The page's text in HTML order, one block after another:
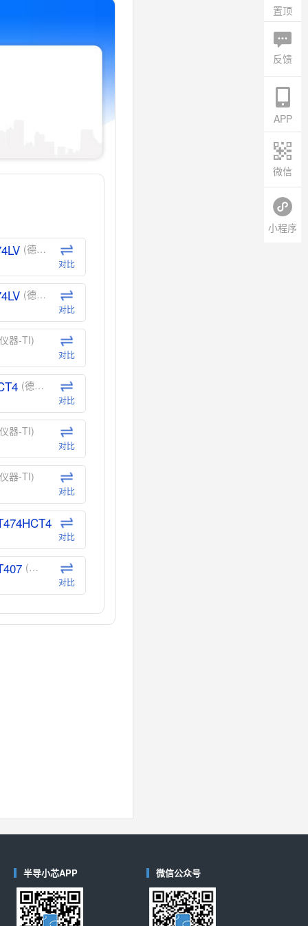
(德州仪器-TI)
对比
(德州仪器-TI)
对比
器-TI)
对比
(德州仪器-TI)
对比
器-TI)
对比
器-TI)
对比
(德州仪器-TI)
对比
(德州仪器-TI)
对比
(德州仪器-TI)
对比
半导小芯APP 微信公众号
置顶
反馈
APP
微信
小程序